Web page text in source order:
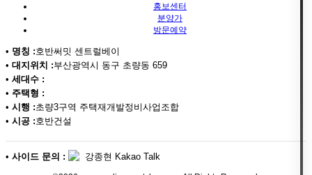
홍보센터
분양가
방문예약
• 명칭 :호반써밋 센트럴베이
• 대지위치 :부산광역시 동구 초량동 659
• 세대수 :
• 주택형 :
• 시행 :초량3구역 주택재개발정비사업조합
• 시공 :호반건설
• 사이드 문의 : 강종현 Kakao Talk